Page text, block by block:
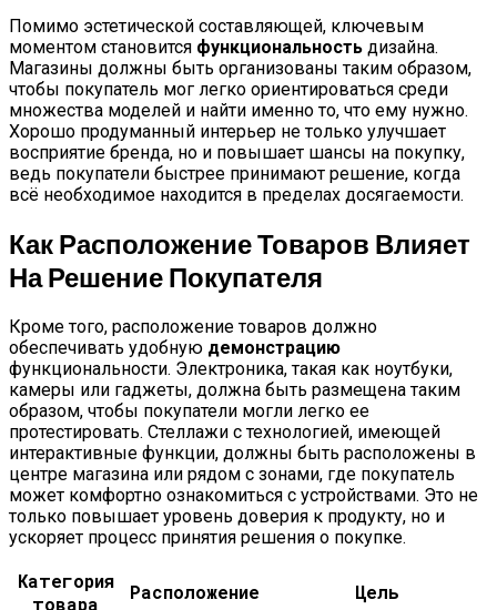
Помимо эстетической составляющей, ключевым
моментом становится функциональность дизайна.
Магазины должны быть организованы таким образом,
чтобы покупатель мог легко ориентироваться среди
множества моделей и найти именно то, что ему нужно.
Хорошо продуманный интерьер не только улучшает
восприятие бренда, но и повышает шансы на покупку,
ведь покупатели быстрее принимают решение, когда
всё необходимое находится в пределах досягаемости.
Как Расположение Товаров Влияет
На Решение Покупателя
Кроме того, расположение товаров должно
обеспечивать удобную демонстрацию
функциональности. Электроника, такая как ноутбуки,
камеры или гаджеты, должна быть размещена таким
образом, чтобы покупатели могли легко ее
протестировать. Стеллажи с технологией, имеющей
интерактивные функции, должны быть расположены в
центре магазина или рядом с зонами, где покупатель
может комфортно ознакомиться с устройствами. Это не
только повышает уровень доверия к продукту, но и
ускоряет процесс принятия решения о покупке.
Категория
товара
Расположение Цель